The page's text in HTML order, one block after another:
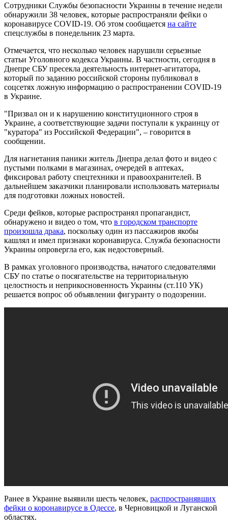
Сотрудники Службы безопасности Украины в течение недели
обнаружили 38 человек, которые распространяли фейки о
коронавирусе COVID-19. Об этом сообщается на сайте
спецслужбы в понедельник 23 марта.
Отмечается, что несколько человек нарушили серьезные
статьи Уголовного кодекса Украины. В частности, сегодня в
Днепре СБУ пресекла деятельность интернет-агитатора,
который по заданию российской стороны публиковал в
соцсетях ложную информацию о распространении COVID-19
в Украине.
"Призвал он и к нарушению конституционного строя в
Украине, а соответствующие задачи поступали к украинцу от
"куратора" из Российской Федерации", – говорится в
сообщении.
Для нагнетания паники житель Днепра делал фото и видео с
пустыми полками в магазинах, очередей в аптеках,
фиксировал работу спецтехники и правоохранителей. В
дальнейшем заказчики планировали использовать материалы
для подготовки ложных новостей.
Среди фейков, которые распространял пропагандист,
обнаружено и видео о том, что в городском транспорте
произошла драка, поскольку один из пассажиров якобы
кашлял и имел признаки коронавируса. Служба безопасности
Украины опровергла его, как недостоверный.
В рамках уголовного производства, начатого следователями
СБУ по статье о посягательстве на территориальную
целостность и неприкосновенность Украины (ст.110 УК)
решается вопрос об объявлении фигуранту о подозрении.
Ранее в Украине выявили шесть человек, распространявших
фейки о коронавирусе в Одессе, в Черновицкой и Луганской
областях.